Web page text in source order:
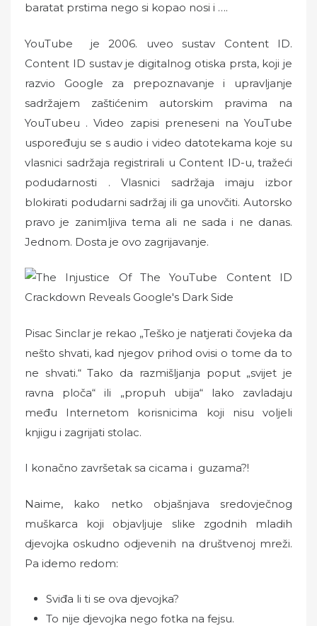
baratat prstima nego si kopao nosi i ….
YouTube je 2006. uveo sustav Content ID.
Content ID sustav je digitalnog otiska prsta, koji je
razvio Google za prepoznavanje i upravljanje
sadržajem zaštićenim autorskim pravima na
YouTubeu . Video zapisi preneseni na YouTube
uspoređuju se s audio i video datotekama koje su
vlasnici sadržaja registrirali u Content ID-u, tražeći
podudarnosti . Vlasnici sadržaja imaju izbor
blokirati podudarni sadržaj ili ga unovčiti. Autorsko
pravo je zanimljiva tema ali ne sada i ne danas.
Jednom. Dosta je ovo zagrijavanje.
Pisac Sinclar je rekao „Teško je natjerati čovjeka da
nešto shvati, kad njegov prihod ovisi o tome da to
ne shvati.“ Tako da razmišljanja poput „svijet je
ravna ploča“ ili „propuh ubija“ lako zavladaju
među Internetom korisnicima koji nisu voljeli
knjigu i zagrijati stolac.
I konačno završetak sa cicama i guzama?!
Naime, kako netko objašnjava sredovječnog
muškarca koji objavljuje slike zgodnih mladih
djevojka oskudno odjevenih na društvenoj mreži.
Pa idemo redom:
Sviđa li ti se ova djevojka?
To nije djevojka nego fotka na fejsu.